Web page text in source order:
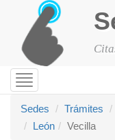
Toggle
navigation
Sedes
Trámites
León
Vecilla